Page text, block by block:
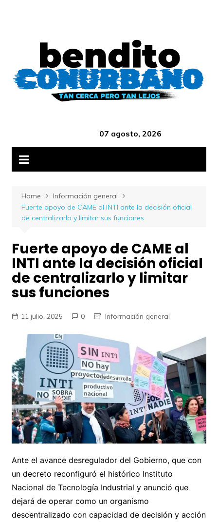
07 agosto, 2026
Home
Información general
Fuerte apoyo de CAME al INTI ante la decisión oficial
de centralizarlo y limitar sus funciones
Fuerte apoyo de CAME al
INTI ante la decisión oficial
de centralizarlo y limitar
sus funciones
11 julio, 2025 0 Información general
Ante el avance desregulador del Gobierno, que con
un decreto reconfiguró el histórico Instituto
Nacional de Tecnología Industrial y anunció que
dejará de operar como un organismo
descentralizado con capacidad de decisión y acción